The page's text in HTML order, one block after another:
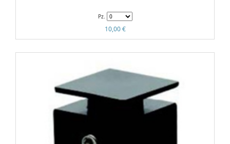
Pz.
10,00 €